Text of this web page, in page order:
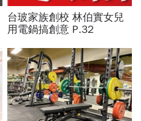
台玻家族創校 林伯實女兒
用電鍋搞創意 P.32